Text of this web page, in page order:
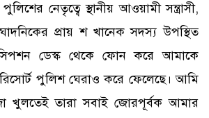
নেতৃত্বে স্থানীয় আওয়ামী সন্ত্রাসী,
প্রায় শ খানেক সদস্য উপস্থিত
ডেস্ক থেকে ফোন করে আমাকে
পুলিশ ঘেরাও করে ফেলেছে। আমি
খুলতেই তারা সবাই জোরপূর্বক আমার